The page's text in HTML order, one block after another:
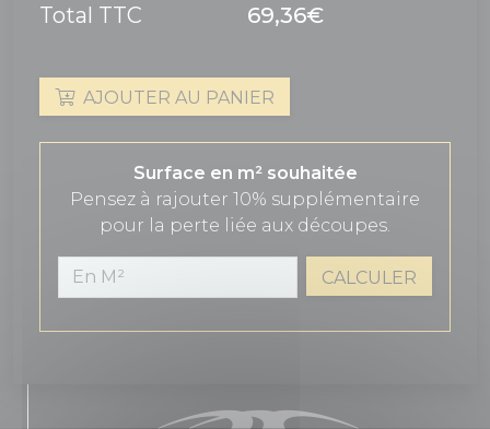
Total TTC 69,36€
AJOUTER AU PANIER
Surface en m² souhaitée
Pensez à rajouter 10% supplémentaire
pour la perte liée aux découpes.
CALCULER